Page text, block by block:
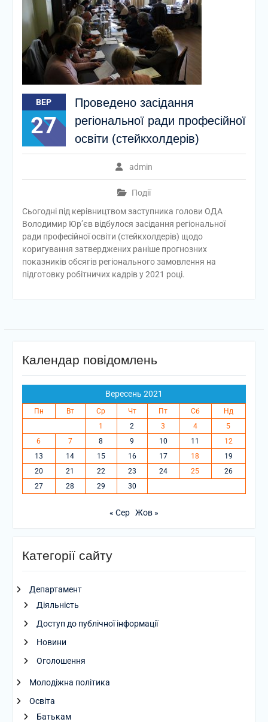
ВЕР
27
Проведено засідання
регіональної ради професійної
освіти (стейкхолдерів)
admin
Події
Сьогодні під керівництвом заступника голови ОДА
Володимир Юр’єв відбулося засідання регіональної
ради професійної освіти (стейкхолдерів) щодо
коригування затверджених раніше прогнозних
показників обсягів регіонального замовлення на
підготовку робітничих кадрів у 2021 році.
Календар повідомлень
Вересень 2021
Пн Вт Ср Чт Пт Сб
Нд
1
2 3 4
5
6
7 8 9 10 11
12
13
14 15 16 17 18
19
20
21 22 23 24 25
26
27
28 29 30
« Сер Жов »
Категорії сайту
Департамент
Діяльність
Доступ до публічної інформації
Новини
Оголошення
Молодіжна політика
Освіта
Батькам